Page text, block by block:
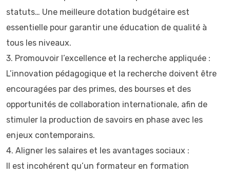
statuts… Une meilleure dotation budgétaire est
essentielle pour garantir une éducation de qualité à
tous les niveaux.
3.⁠ ⁠Promouvoir l’excellence et la recherche appliquée :
L’innovation pédagogique et la recherche doivent être
encouragées par des primes, des bourses et des
opportunités de collaboration internationale, afin de
stimuler la production de savoirs en phase avec les
enjeux contemporains.
4.⁠ ⁠Aligner les salaires et les avantages sociaux :
Il est incohérent qu’un formateur en formation